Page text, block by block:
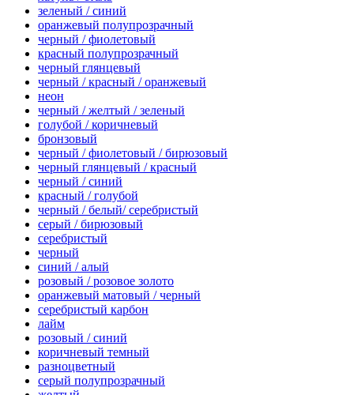
зеленый / синий
оранжевый полупрозрачный
черный / фиолетовый
красный полупрозрачный
черный глянцевый
черный / красный / оранжевый
неон
черный / желтый / зеленый
голубой / коричневый
бронзовый
черный / фиолетовый / бирюзовый
черный глянцевый / красный
черный / синий
красный / голубой
черный / белый/ серебристый
серый / бирюзовый
серебристый
черный
синий / алый
розовый / розовое золото
оранжевый матовый / черный
серебристый карбон
лайм
розовый / синий
коричневый темный
разноцветный
серый полупрозрачный